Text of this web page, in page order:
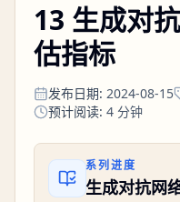
13 生成对
估指标
发布日期: 2024-08-15
预计阅读: 4 分钟
系列进度
生成对抗网